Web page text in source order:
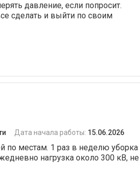
давление, если попросит.
сделать и выйти по своим
Дата начала работы: 15.06.2026
по местам. 1 раз в неделю уборка
нагрузка около 300 кВ, не